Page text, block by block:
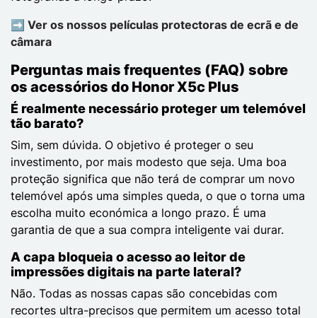
➡️ Ver os nossos películas protectoras de ecrã e de
câmara
Perguntas mais frequentes (FAQ) sobre
os acessórios do Honor X5c Plus
É realmente necessário proteger um telemóvel
tão barato?
Sim, sem dúvida. O objetivo é proteger o seu
investimento, por mais modesto que seja. Uma boa
proteção significa que não terá de comprar um novo
telemóvel após uma simples queda, o que o torna uma
escolha muito económica a longo prazo. É uma
garantia de que a sua compra inteligente vai durar.
A capa bloqueia o acesso ao leitor de
impressões digitais na parte lateral?
Não. Todas as nossas capas são concebidas com
recortes ultra-precisos que permitem um acesso total